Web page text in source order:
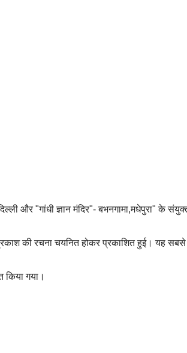
और "गांधी ज्ञान मंदिर"- बभनगामा,मधेपुरा" के
की रचना चयनित होकर प्रकाशित हुई। यह
किया गया।